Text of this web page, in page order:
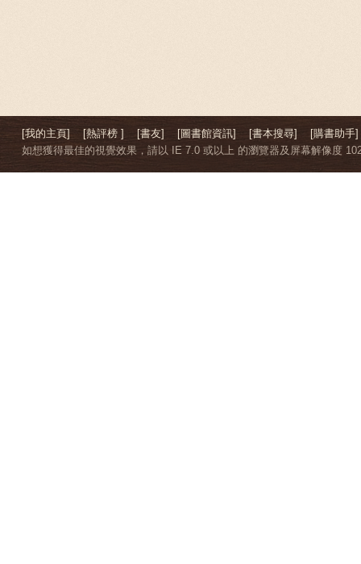
[我的主頁] [熱評榜 ] [書友] [圖書館資訊] [書本搜尋]
[購書助手]
如想獲得最佳的視覺效果，請以 IE 7.0 或以上 的瀏覽器及屏幕解像度